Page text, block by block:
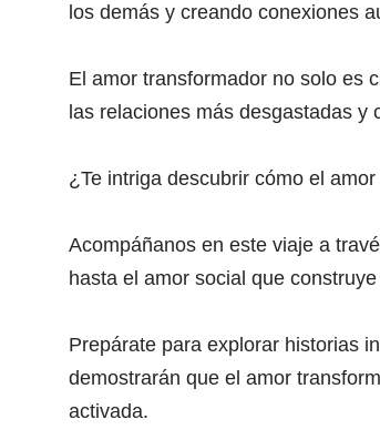
los demás y creando conexiones
El amor transformador no solo es
las relaciones más desgastadas
¿Te intriga descubrir cómo el
Acompáñanos en este viaje a
hasta el amor social que
Prepárate para explorar historias
demostrarán que el amor
activada.